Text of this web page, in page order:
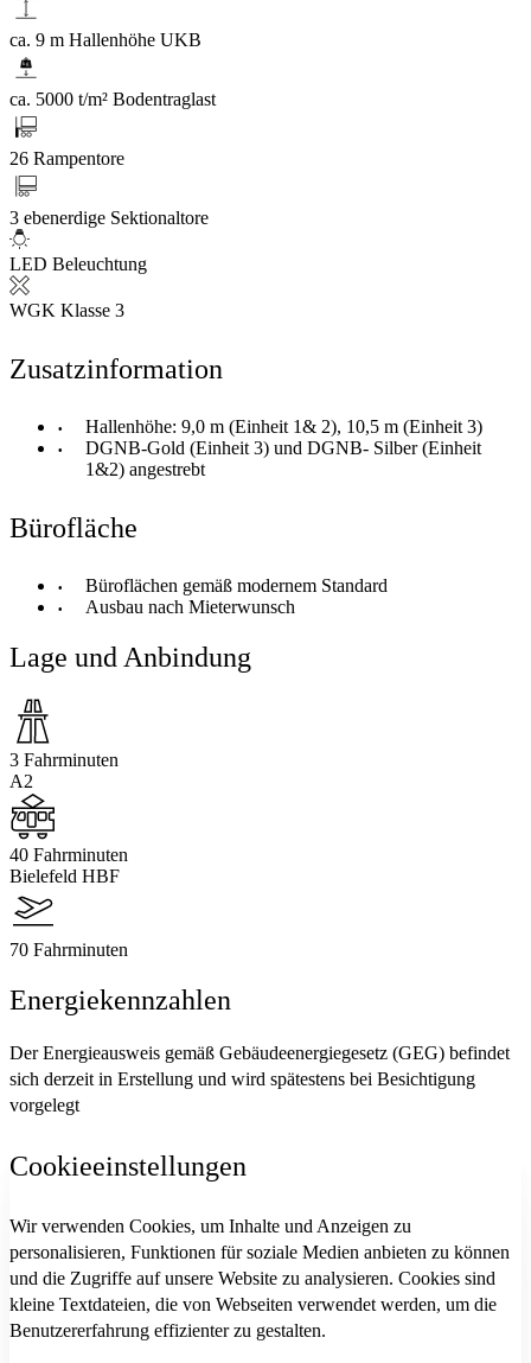
ca. 9 m Hallenhöhe UKB
ca. 5000 t/m² Bodentraglast
26 Rampentore
3 ebenerdige Sektionaltore
LED Beleuchtung
WGK Klasse 3
Zusatzinformation
Hallenhöhe: 9,0 m (Einheit 1& 2), 10,5 m (Einheit 3)
DGNB-Gold (Einheit 3) und DGNB- Silber (Einheit
1&2) angestrebt
Bürofläche
Büroflächen gemäß modernem Standard
Ausbau nach Mieterwunsch
Lage und Anbindung
3 Fahrminuten
A2
40 Fahrminuten
Bielefeld HBF
70 Fahrminuten
Energiekennzahlen
Der Energieausweis gemäß Gebäudeenergiegesetz (GEG) befindet
sich derzeit in Erstellung und wird spätestens bei Besichtigung
vorgelegt
Cookieeinstellungen
Wir verwenden Cookies, um Inhalte und Anzeigen zu
personalisieren, Funktionen für soziale Medien anbieten zu können
und die Zugriffe auf unsere Website zu analysieren. Cookies sind
kleine Textdateien, die von Webseiten verwendet werden, um die
Benutzererfahrung effizienter zu gestalten.